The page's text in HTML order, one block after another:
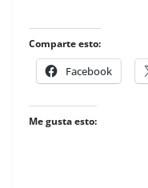
Comparte esto:
Facebook
Me gusta esto: